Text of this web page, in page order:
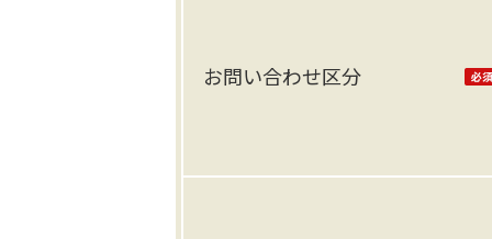
お問い合わせ区分